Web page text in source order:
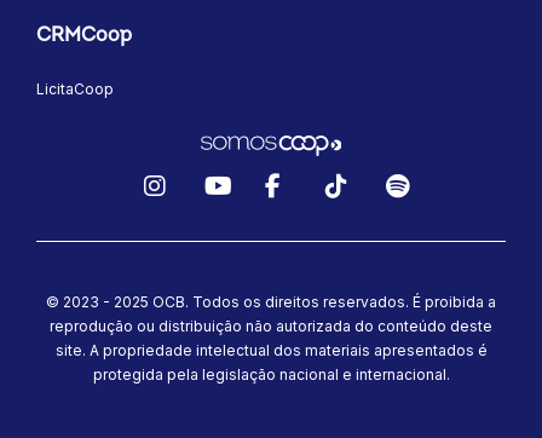
CRMCoop
LicitaCoop
© 2023 - 2025 OCB. Todos os direitos reservados. É proibida a
reprodução ou distribuição não autorizada do conteúdo deste
site. A propriedade intelectual dos materiais apresentados é
protegida pela legislação nacional e internacional.